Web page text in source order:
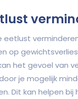
eetlust
op
het gevoel van
je mogelijk
Dit kan helpen bij